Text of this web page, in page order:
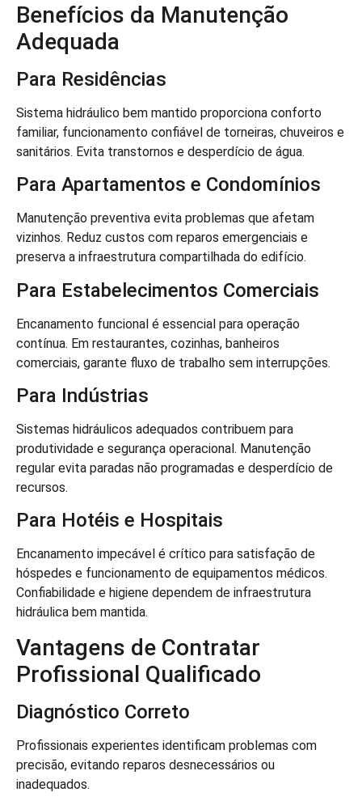
Benefícios da Manutenção
Adequada
Para Residências
Sistema hidráulico bem mantido proporciona conforto
familiar, funcionamento confiável de torneiras, chuveiros e
sanitários. Evita transtornos e desperdício de água.
Para Apartamentos e Condomínios
Manutenção preventiva evita problemas que afetam
vizinhos. Reduz custos com reparos emergenciais e
preserva a infraestrutura compartilhada do edifício.
Para Estabelecimentos Comerciais
Encanamento funcional é essencial para operação
contínua. Em restaurantes, cozinhas, banheiros
comerciais, garante fluxo de trabalho sem interrupções.
Para Indústrias
Sistemas hidráulicos adequados contribuem para
produtividade e segurança operacional. Manutenção
regular evita paradas não programadas e desperdício de
recursos.
Para Hotéis e Hospitais
Encanamento impecável é crítico para satisfação de
hóspedes e funcionamento de equipamentos médicos.
Confiabilidade e higiene dependem de infraestrutura
hidráulica bem mantida.
Vantagens de Contratar
Profissional Qualificado
Diagnóstico Correto
Profissionais experientes identificam problemas com
precisão, evitando reparos desnecessários ou
inadequados.